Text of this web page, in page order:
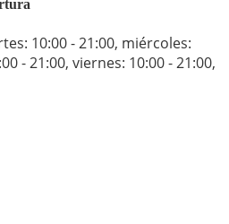
10:00 - 21:00, miércoles:
- 21:00, viernes: 10:00 - 21:00,